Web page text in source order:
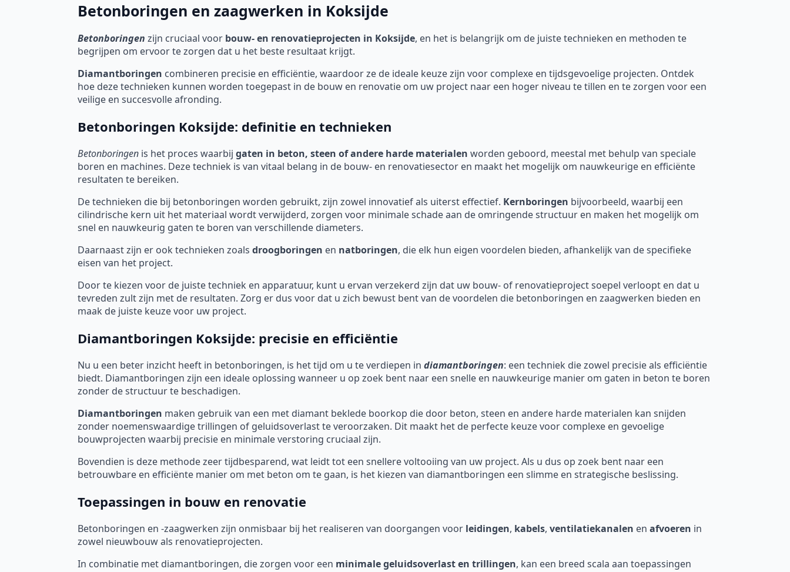
Betonboringen en zaagwerken in Koksijde
Betonboringen zijn cruciaal voor bouw- en renovatieprojecten in Koksijde, en het is belangrijk om de juiste technieken en methoden te
begrijpen om ervoor te zorgen dat u het beste resultaat krijgt.
Diamantboringen combineren precisie en efficiëntie, waardoor ze de ideale keuze zijn voor complexe en tijdsgevoelige projecten. Ontdek
hoe deze technieken kunnen worden toegepast in de bouw en renovatie om uw project naar een hoger niveau te tillen en te zorgen voor een
veilige en succesvolle afronding.
Betonboringen Koksijde: definitie en technieken
Betonboringen is het proces waarbij gaten in beton, steen of andere harde materialen worden geboord, meestal met behulp van speciale
boren en machines. Deze techniek is van vitaal belang in de bouw- en renovatiesector en maakt het mogelijk om nauwkeurige en efficiënte
resultaten te bereiken.
De technieken die bij betonboringen worden gebruikt, zijn zowel innovatief als uiterst effectief. Kernboringen bijvoorbeeld, waarbij een
cilindrische kern uit het materiaal wordt verwijderd, zorgen voor minimale schade aan de omringende structuur en maken het mogelijk om
snel en nauwkeurig gaten te boren van verschillende diameters.
Daarnaast zijn er ook technieken zoals droogboringen en natboringen, die elk hun eigen voordelen bieden, afhankelijk van de specifieke
eisen van het project.
Door te kiezen voor de juiste techniek en apparatuur, kunt u ervan verzekerd zijn dat uw bouw- of renovatieproject soepel verloopt en dat u
tevreden zult zijn met de resultaten. Zorg er dus voor dat u zich bewust bent van de voordelen die betonboringen en zaagwerken bieden en
maak de juiste keuze voor uw project.
Diamantboringen Koksijde: precisie en efficiëntie
Nu u een beter inzicht heeft in betonboringen, is het tijd om u te verdiepen in diamantboringen: een techniek die zowel precisie als efficiëntie
biedt. Diamantboringen zijn een ideale oplossing wanneer u op zoek bent naar een snelle en nauwkeurige manier om gaten in beton te boren
zonder de structuur te beschadigen.
Diamantboringen maken gebruik van een met diamant beklede boorkop die door beton, steen en andere harde materialen kan snijden
zonder noemenswaardige trillingen of geluidsoverlast te veroorzaken. Dit maakt het de perfecte keuze voor complexe en gevoelige
bouwprojecten waarbij precisie en minimale verstoring cruciaal zijn.
Bovendien is deze methode zeer tijdbesparend, wat leidt tot een snellere voltooiing van uw project. Als u dus op zoek bent naar een
betrouwbare en efficiënte manier om met beton om te gaan, is het kiezen van diamantboringen een slimme en strategische beslissing.
Toepassingen in bouw en renovatie
Betonboringen en -zaagwerken zijn onmisbaar bij het realiseren van doorgangen voor leidingen, kabels, ventilatiekanalen en afvoeren in
zowel nieuwbouw als renovatieprojecten.
In combinatie met diamantboringen, die zorgen voor een minimale geluidsoverlast en trillingen, kan een breed scala aan toepassingen